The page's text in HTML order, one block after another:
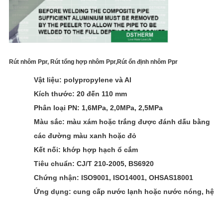
Rút nhôm Ppr, Rút tổng hợp nhôm Ppr,Rút ổn định nhôm Ppr
Vật liệu: polypropylene và Al
Kích thước: 20 đến 110 mm
Phân loại PN: 1,6MPa, 2,0MPa, 2,5MPa
Màu sắc: màu xám hoặc trắng được đánh dấu bằng
các đường màu xanh hoặc đỏ
Kết nối: khớp hợp hạch ổ cắm
Tiêu chuẩn: CJ/T 210-2005, BS6920
Chứng nhận: ISO9001, ISO14001, OHSAS18001
Ứng dụng: cung cấp nước lạnh hoặc nước nóng, hệ